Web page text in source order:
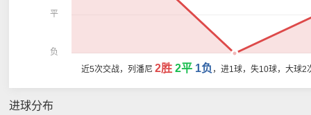
平
负
近5次交战，列潘尼 2胜 2平 1负 ，进1球，失10球，大球2
进球分布